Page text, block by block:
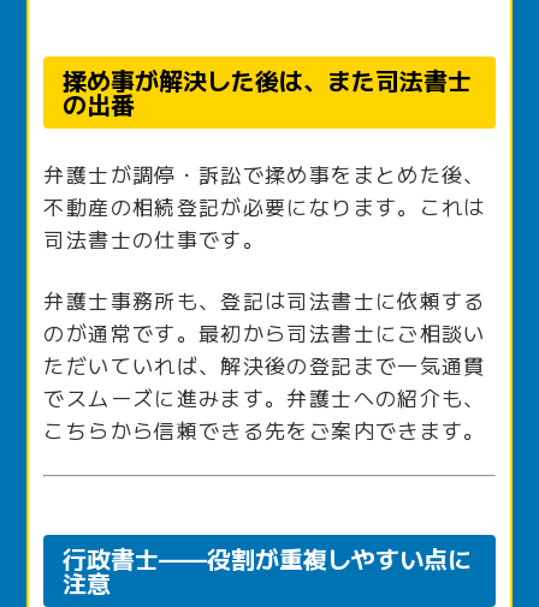
揉め事が解決した後は、また司法書士
の出番
弁護士が調停・訴訟で揉め事をまとめた後、
不動産の相続登記が必要になります。これは
司法書士の仕事です。
弁護士事務所も、登記は司法書士に依頼する
のが通常です。最初から司法書士にご相談い
ただいていれば、解決後の登記まで一気通貫
でスムーズに進みます。弁護士への紹介も、
こちらから信頼できる先をご案内できます。
行政書士——役割が重複しやすい点に
注意